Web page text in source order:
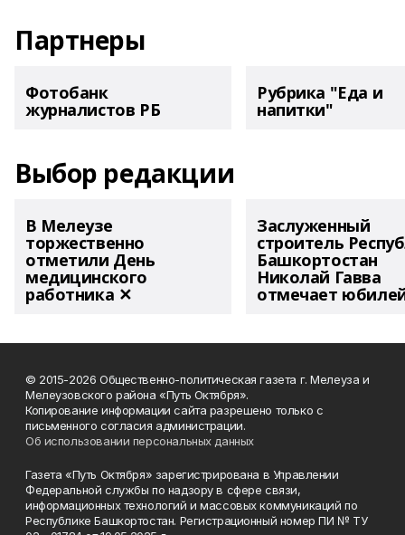
Партнеры
Фотобанк
журналистов РБ
Рубрика "Еда и
напитки"
Выбор редакции
В Мелеузе
торжественно
отметили День
медицинского
работника ✕
Заслуженный
строитель
Башкортостан
Николай Гавва
отмечает
© 2015-2026 Общественно-политическая газета г. Мелеуза и
Мелеузовского района «Путь Октября».
Копирование информации сайта разрешено только с
письменного согласия администрации.
Об использовании персональных данных
Газета «Путь Октября» зарегистрирована в Управлении
Федеральной службы по надзору в сфере связи,
информационных технологий и массовых коммуникаций по
Республике Башкортостан. Регистрационный номер ПИ № ТУ